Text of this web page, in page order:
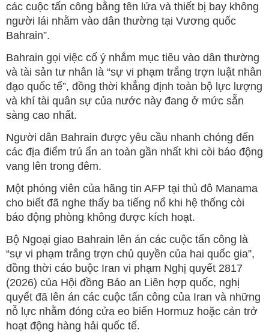
các cuộc tấn công bằng tên lửa và thiết bị bay không
người lái nhằm vào dân thường tại Vương quốc
Bahrain”.
Bahrain gọi việc cố ý nhắm mục tiêu vào dân thường
và tài sản tư nhân là “sự vi phạm trắng trợn luật nhân
đạo quốc tế”, đồng thời khẳng định toàn bộ lực lượng
và khí tài quân sự của nước này đang ở mức sẵn
sàng cao nhất.
Người dân Bahrain được yêu cầu nhanh chóng đến
các địa điểm trú ẩn an toàn gần nhất khi còi báo động
vang lên trong đêm.
Một phóng viên của hãng tin AFP tại thủ đô Manama
cho biết đã nghe thấy ba tiếng nổ khi hệ thống còi
báo động phòng không được kích hoạt.
Bộ Ngoại giao Bahrain lên án các cuộc tấn công là
“sự vi phạm trắng trợn chủ quyền của hai quốc gia”,
đồng thời cáo buộc Iran vi phạm Nghị quyết 2817
(2026) của Hội đồng Bảo an Liên hợp quốc, nghị
quyết đã lên án các cuộc tấn công của Iran và những
nỗ lực nhằm đóng cửa eo biển Hormuz hoặc cản trở
hoạt động hàng hải quốc tế.